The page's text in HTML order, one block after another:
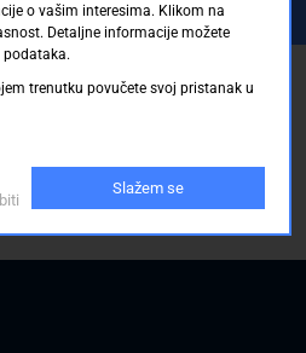
se sada
o vašim interesima. Klikom na
Detaljne informacije možete
trenutku povučete svoj pristanak u
Slažem se